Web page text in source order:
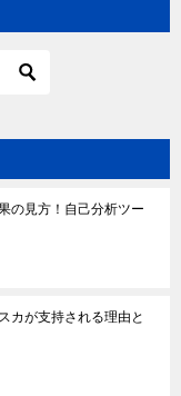
の見方！自己分析ツー
カが支持される理由と